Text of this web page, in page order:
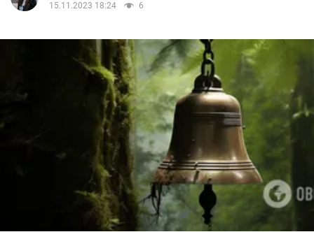
Wojna na Ukrainie
15.11.2023 18:24
6